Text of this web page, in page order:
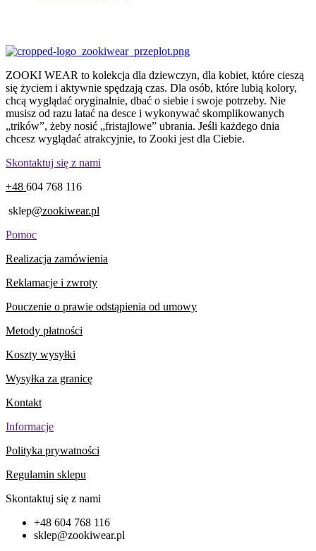
ZOOKI WEAR to kolekcja dla dziewczyn, dla kobiet, które cieszą
się życiem i aktywnie spędzają czas. Dla osób, które lubią kolory,
chcą wyglądać oryginalnie, dbać o siebie i swoje potrzeby. Nie
musisz od razu latać na desce i wykonywać skomplikowanych
„trików”, żeby nosić „fristajlowe” ubrania. Jeśli każdego dnia
chcesz wyglądać atrakcyjnie, to Zooki jest dla Ciebie.
Skontaktuj się z nami
+48 604 768 116
sklep@zookiwear.pl
Pomoc
Realizacja zamówienia
Reklamacje i zwroty
Pouczenie o prawie odstąpienia od umowy
Metody płatności
Koszty wysyłki
Wysyłka za granicę
Kontakt
Informacje
Polityka prywatności
Regulamin sklepu
Skontaktuj się z nami
+48 604 768 116
sklep@zookiwear.pl